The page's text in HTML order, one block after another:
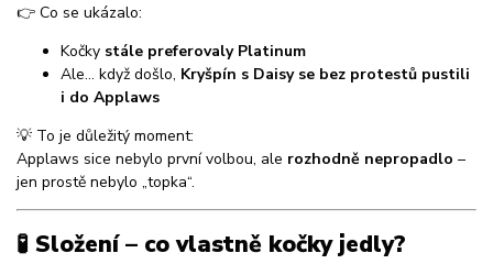
👉 Co se ukázalo:
Kočky stále preferovaly Platinum
Ale… když došlo, Kryšpín s Daisy se bez protestů pustili
i do Applaws
💡 To je důležitý moment:
Applaws sice nebylo první volbou, ale rozhodně nepropadlo –
jen prostě nebylo „topka“.
🧪 Složení – co vlastně kočky jedly?